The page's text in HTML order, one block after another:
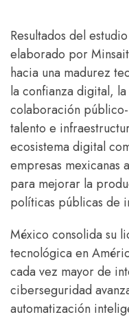
Resultados del
elaborado por
hacia una madurez
la confianza digital,
colaboración
talento e
ecosistema digital
empresas mexicanas
para mejorar la
políticas públicas de
México consolida su
tecnológica en
cada vez mayor de
ciberseguridad
automatización